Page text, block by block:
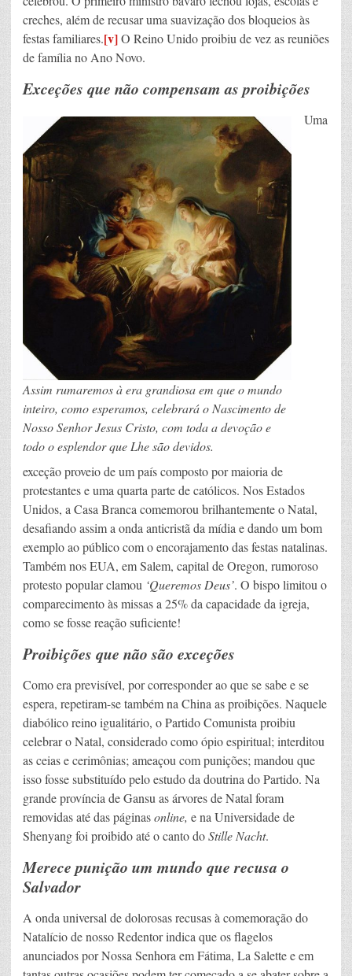
creches, além de recusar uma suavização dos bloqueios às
festas familiares.[v]O Reino Unido proibiu de vez as reuniões
de família no Ano Novo.
Exceções que não compensam as proibições
Assim rumaremos à era grandiosa em que o mundo
inteiro, como esperamos, celebrará o Nascimento de
Nosso Senhor Jesus Cristo, com toda a devoção e
todo o esplendor que Lhe são devidos.
Uma
exceção proveio de um país composto por maioria de
protestantes e uma quarta parte de católicos. Nos Estados
Unidos, a Casa Branca comemorou brilhantemente o Natal,
desafiando assim a onda anticristã da mídia e dando um bom
exemplo ao público com o encorajamento das festas natalinas.
Também nos EUA, em Salem, capital de Oregon, rumoroso
protesto popular clamou ‘Queremos Deus’. O bispo limitou o
comparecimento às missas a 25% da capacidade da igreja,
como se fosse reação suficiente!
Proibições que não são exceções
Como era previsível, por corresponder ao que se sabe e se
espera, repetiram-se também na China as proibições. Naquele
diabólico reino igualitário, o Partido Comunista proibiu
celebrar o Natal, considerado como ópio espiritual; interditou
as ceias e cerimônias; ameaçou com punições; mandou que
isso fosse substituído pelo estudo da doutrina do Partido. Na
grande província de Gansu as árvores de Natal foram
removidas até das páginasonline, e na Universidade de
Shenyang foi proibido até o canto doStille Nacht.
Merece punição um mundo que recusa o
Salvador
A onda universal de dolorosas recusas à comemoração do
Natalício de nosso Redentor indica que os flagelos
anunciados por Nossa Senhora em Fátima, La Salette e em